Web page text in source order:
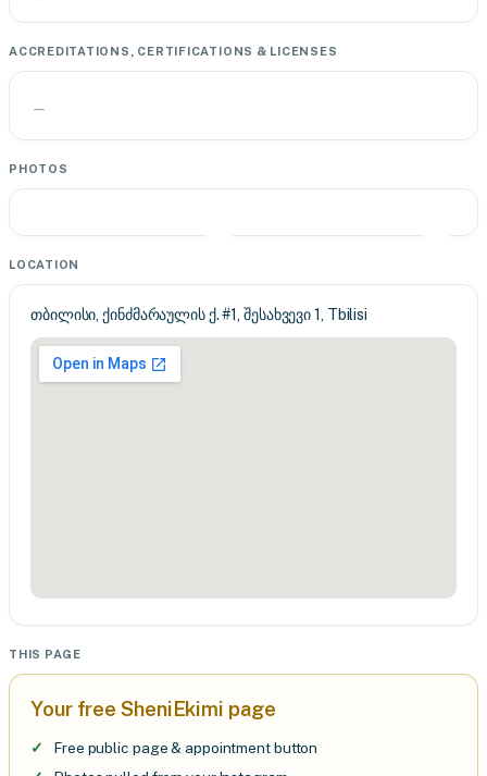
ACCREDITATIONS, CERTIFICATIONS & LICENSES
—
PHOTOS
LOCATION
თბილისი, ქინძმარაულის ქ. #1, შესახვევი 1, Tbilisi
THIS PAGE
Your free SheniEkimi page
Free public page & appointment button